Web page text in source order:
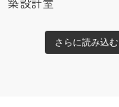
さらに読み込む